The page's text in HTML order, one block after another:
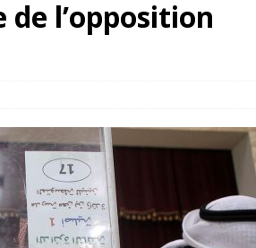
l’opposition